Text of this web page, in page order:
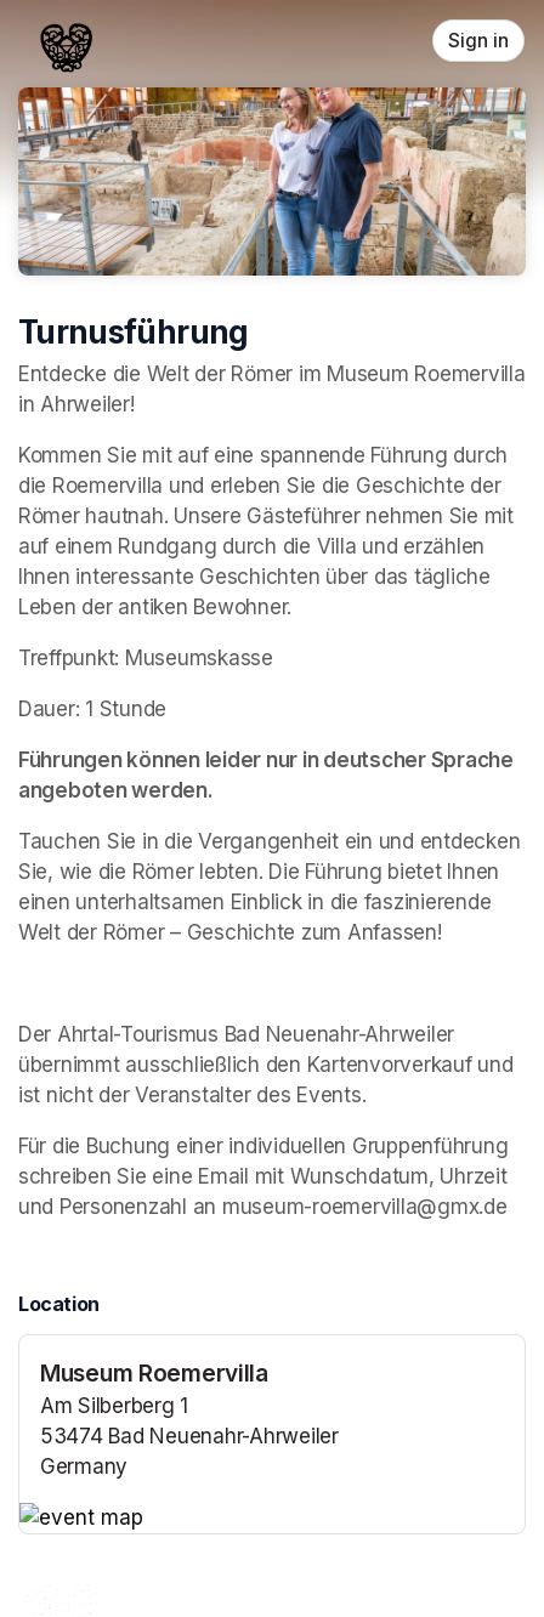
Sign in
Turnusführung
Entdecke die Welt der Römer im Museum Roemervilla
in Ahrweiler!
Kommen Sie mit auf eine spannende Führung durch
die Roemervilla und erleben Sie die Geschichte der
Römer hautnah. Unsere Gästeführer nehmen Sie mit
auf einem Rundgang durch die Villa und erzählen
Ihnen interessante Geschichten über das tägliche
Leben der antiken Bewohner.
Treffpunkt: Museumskasse
Dauer: 1 Stunde
Führungen können leider nur in deutscher Sprache
angeboten werden.
Tauchen Sie in die Vergangenheit ein und entdecken
Sie, wie die Römer lebten. Die Führung bietet Ihnen
einen unterhaltsamen Einblick in die faszinierende
Welt der Römer – Geschichte zum Anfassen!
Der Ahrtal-Tourismus Bad Neuenahr-Ahrweiler
übernimmt ausschließlich den Kartenvorverkauf und
ist nicht der Veranstalter des Events.
Für die Buchung einer individuellen Gruppenführung
schreiben Sie eine Email mit Wunschdatum, Uhrzeit
und Personenzahl an museum-roemervilla@gmx.de
Location
Museum Roemervilla
Am Silberberg 1
53474 Bad Neuenahr-Ahrweiler
Germany